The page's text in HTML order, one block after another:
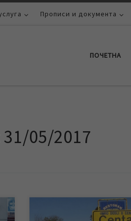
Прописи и документа
ПОЧЕТНА
31/05/2017
За четвртак 01.06.2017. године